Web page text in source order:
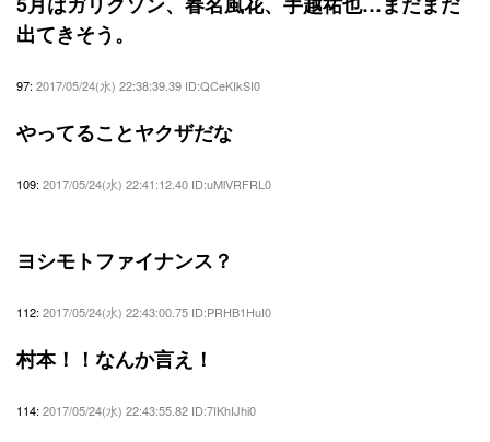
出てきそう。
97: 2017/05/24(水) 22:38:39.39 ID:QCeKIkSI0
やってることヤクザだな
109: 2017/05/24(水) 22:41:12.40 ID:uMlVRFRL0
ヨシモトファイナンス？
112: 2017/05/24(水) 22:43:00.75 ID:PRHB1HuI0
村本！！なんか言え！
114: 2017/05/24(水) 22:43:55.82 ID:7IKhIJhi0